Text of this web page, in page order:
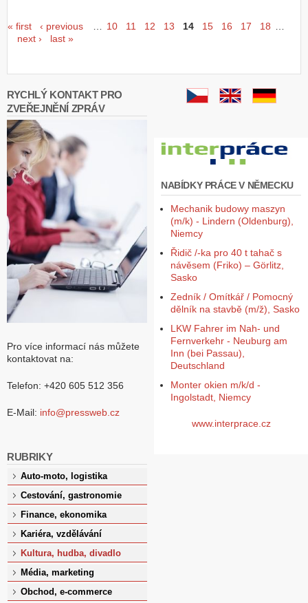
Seiten
« first ‹ previous … 10 11 12 13 14 15 16 17 18 …
next ›
last »
RYCHLÝ KONTAKT PRO
ZVEŘEJNĚNÍ ZPRÁV
Pro více informací nás můžete
kontaktovat na:
Telefon: +420 605 512 356
E-Mail: info@pressweb.cz
RUBRIKY
Auto-moto, logistika
Cestování, gastronomie
Finance, ekonomika
Kariéra, vzdělávání
Kultura, hudba, divadlo
Média, marketing
Obchod, e-commerce
NABÍDKY PRÁCE V NĚMECKU
Mechanik budowy maszyn
(m/k) - Lindern (Oldenburg),
Niemcy
Řidič /-ka pro 40 t tahač s
návěsem (Friko) – Görlitz,
Sasko
Zedník / Omítkář / Pomocný
dělník na stavbě (m/ž), Sasko
LKW Fahrer im Nah- und
Fernverkehr - Neuburg am
Inn (bei Passau),
Deutschland
Monter okien m/k/d -
Ingolstadt, Niemcy
www.interprace.cz